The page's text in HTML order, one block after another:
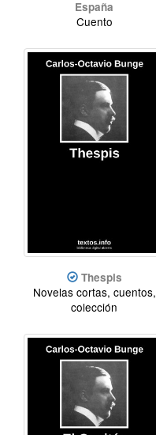
España
Cuento
Thespis
Novelas cortas, cuentos,
colección